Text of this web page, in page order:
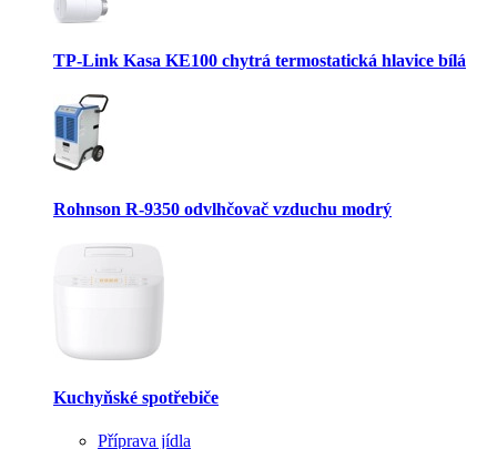
TP-Link Kasa KE100 chytrá termostatická hlavice bílá
Rohnson R-9350 odvlhčovač vzduchu modrý
Kuchyňské spotřebiče
Příprava jídla